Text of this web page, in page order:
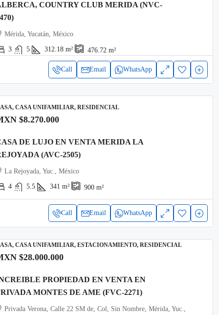
COUNTRY CLUB MERIDA (NVC-
Mérida, Yucatán, México
3 5 312.18 m² 476.72 m²
Call Email WhatsApp
CASA UNIFAMILIAR, RESIDENCIAL
$8.270.000
DE LUJO EN VENTA MERIDA LA
(AVC-2505)
La Rejoyada, Yuc., México
4 5.5 341 m² 900 m²
Call Email WhatsApp
CASA UNIFAMILIAR, ESTACIONAMIENTO, RESIDENCIAL
$28.000.000
PROPIEDAD EN VENTA EN
MONTES DE AME (FVC-2271)
Privada Verona, Calle 22 SM de, Col, Sin Nombre, Mérida, Yuc.,